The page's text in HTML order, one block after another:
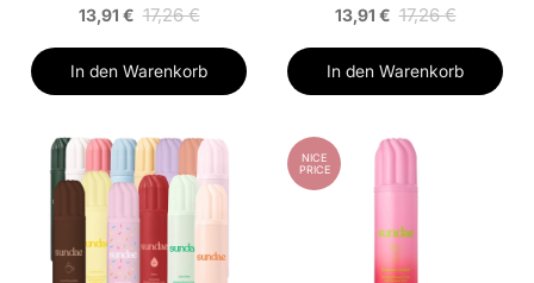
13,91 € 17,26 €
In den Warenkorb
13,91 € 17,26 €
In den Warenkorb
NICE
PRICE